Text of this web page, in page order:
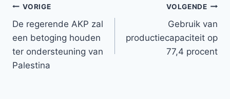
Bericht
navigatie
VORIGE
De regerende AKP zal
een betoging houden
ter ondersteuning van
Palestina
VOLGENDE
Gebruik van
productiecapaciteit op
77,4 procent